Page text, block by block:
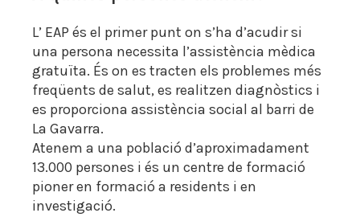
L’ EAP és el primer punt on s’ha d’acudir si
una persona necessita l’assistència mèdica
gratuïta. És on es tracten els problemes més
freqüents de salut, es realitzen diagnòstics i
es proporciona assistència social al barri de
La Gavarra.
Atenem a una població d’aproximadament
13.000 persones i és un centre de formació
pioner en formació a residents i en
investigació.